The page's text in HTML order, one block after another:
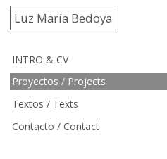
Luz María Bedoya
INTRO & CV
Proyectos / Projects
Textos / Texts
Contacto / Contact